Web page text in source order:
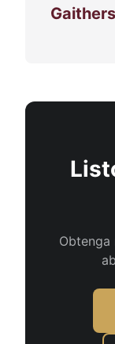
Obtenga